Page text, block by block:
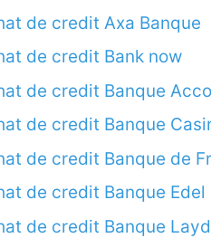
de credit Axa Banque
de credit Bank now
de credit Banque
de credit Banque
de credit Banque de
de credit Banque Edel
de credit Banque